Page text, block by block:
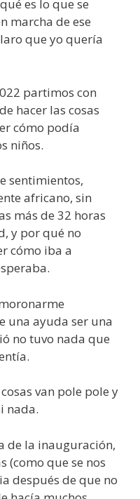
es lo que se
marcha de ese
que yo quería
partimos con
hacer las cosas
cómo podía
niños.
sentimientos,
africano, sin
más de 32 horas
y por qué no
cómo iba a
una ayuda ser una
no tuvo nada que
van pole pole y
nada.
de la inauguración,
(como que se nos
después de que no